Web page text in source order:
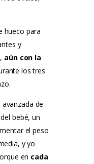
hueco para
y
aún con la
los tres
de
bebé, un
el peso
y yo
en cada